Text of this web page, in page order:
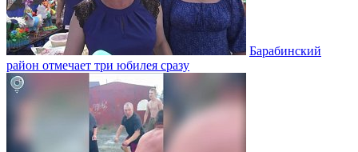
Барабинский
район отмечает три юбилея сразу